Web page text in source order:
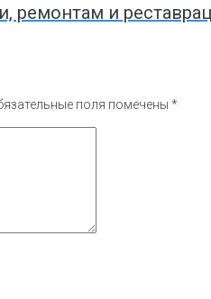
ремонтам и
поля помечены *